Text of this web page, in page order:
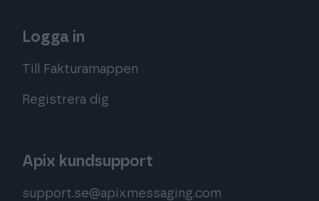
Logga in
Till Fakturamappen
Registrera dig
Apix kundsupport
support.se@apixmessaging.com